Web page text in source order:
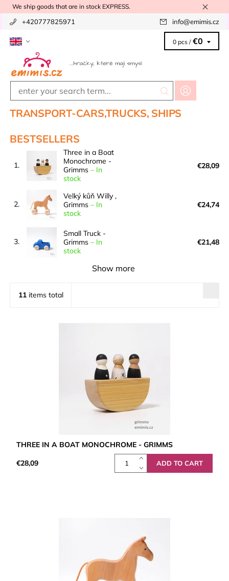
We ship goods that are in stock EXPRESS.
+420777825971 info@emimis.cz
0 pcs / €0
TRANSPORT-CARS,TRUCKS, SHIPS
BESTSELLERS
1.
Three in a Boat
Monochrome -
Grimms – In
stock
€28,09
2.
Velký kůň Willy ,
Grimms – In
stock
€24,74
3.
Small Truck -
Grimms – In
stock
€21,48
Show more
11 items total
THREE IN A BOAT MONOCHROME - GRIMMS
€28,09